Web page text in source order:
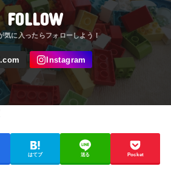
FOLLOW
はてブ 送る Pocket